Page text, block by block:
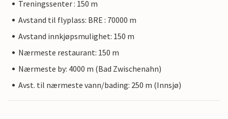
Treningssenter : 150 m
Avstand til flyplass: BRE : 70000 m
Avstand innkjøpsmulighet: 150 m
Nærmeste restaurant: 150 m
Nærmeste by: 4000 m (Bad Zwischenahn)
Avst. til nærmeste vann/bading: 250 m (Innsjø)